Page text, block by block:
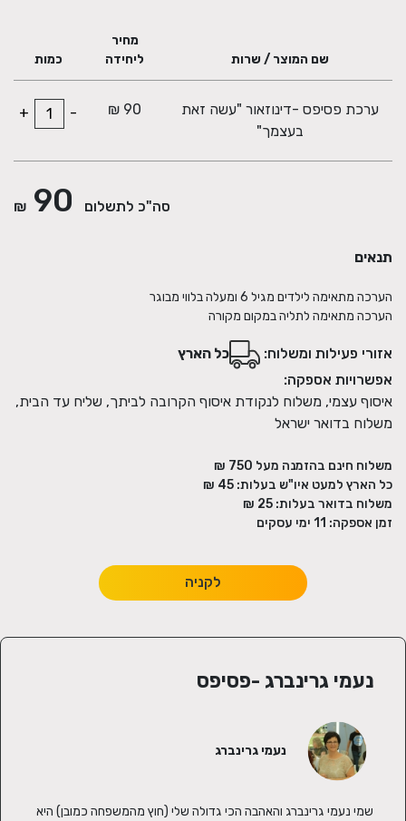
שם המוצר / שרות
מחיר
ליחידה
כמות
ערכת פסיפס -דינוזאור "עשה זאת
בעצמך"
90 ₪
-
+
סה"כ לתשלום 90
₪
תנאים
הערכה מתאימה לתליה במקום מקורה
אזורי פעילות ומשלוח:
כל הארץ
אפשרויות אספקה:
איסוף עצמי, משלוח לנקודת איסוף הקרובה לביתך, שליח עד הבית,
משלוח בדואר ישראל
משלוח חינם בהזמנה מעל 750
₪
כל הארץ למעט איו"ש בעלות:
משלוח בדואר בעלות:
זמן אספקה: 11 ימי עסקים
לקניה
נעמי גרינברג -פסיפס
נעמי גרינברג